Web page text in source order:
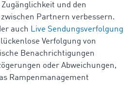
und den
Partnern verbessern.
auch Live Sendungsverfolgung
Verfolgung von
Benachrichtigungen
oder Abweichungen,
Rampenmanagement